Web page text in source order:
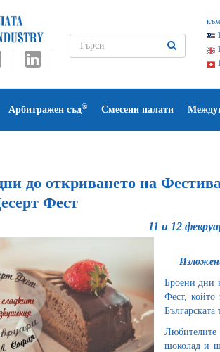
Арбитражен съд® Смесени палати
до откриването на
Фест
11 и 12
Броени дни
Фест,
шоколад и